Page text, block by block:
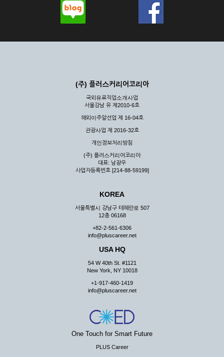
여 배상하지 않습니다.
제3장 권리 및 의무
공할 수 있도록 최선의 노력을 다하여야 합니다.
게 누설, 배포하여서는 안됩니다. 다만, 관계법령에 의하여 국가
기관 등의 합법적인 요구가 있는 경우에는 해당 되지 않습니다.
③ 회사는 이용자로부터 제기되는 의견이나 불만이 정당하다고
인정할 경우에는 즉시 처리하여야 하며, 즉시 처리가 곤란한 경
우 그 처리를 위해 노력해야 합니다.
제7조 (회원의 의무)
① 회원은 ID와 비밀 번호에 관한 모든 관리의 책임이 있으며
② 회원은 이용신청서의 기재내용 중 변경된 내용이 있는 경우
서비스를 통하여 그 내용을 회사에 통지하여야 합니다.
③ 다른 회원의 ID와 비밀번호를 부당하게 사용하는 행위를
④ 회원은 회사의 서비스에서 타 사이트의 홍보행위를 하지 않
아야 하며 공공질서나 미풍약속에 위배되는 내용 혹은 저작권을
리 행위도 할 수 없습니다.
사가 통지하는 사항을 준수하여야 하며, 기타 회사의 업무에 방
해되는 행위를 하여서는 아니 됩니다.
제8조 (회원의 관리)
① 회원은 언제든 이 약관에 대한 동의를 철회할 수 있습니다.
(주) 플러스커리어코리아
국외유료직업소개사업
서울강남 유 제2010-6호
해외이주알선업 제 16-04호
관광사업 제 2016-32호
개인정보처리방침
(주) 플러스커리어코리아
대표: 남광우
사업자등록번호 [214-88-59199]
KOREA
서울특별시 강남구 테헤란로 507
12층 06168
+82-2-561-6306
info@pluscareer.net
USA HQ
54 W 40th St. #1121
New York, NY 10018
+1-917-460-1419
info@pluscareer.net
One Touch for Smart Future
PLUS Career